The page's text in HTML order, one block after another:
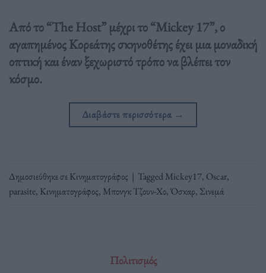
Από το “The Host” μέχρι το “Mickey 17”, ο
αγαπημένος Κορεάτης σκηνοθέτης έχει μια μοναδική
οπτική και έναν ξεχωριστό τρόπο να βλέπει τον
κόσμο.
Διαβάστε περισσότερα →
Δημοσιεύθηκε σεΚινηματογράφος | TaggedMickey17, Oscar,
parasite, Κινηματογράφος, Μπονγκ Τζουν-Χο,Όσκαρ, Σινεμά
Πολιτισμός